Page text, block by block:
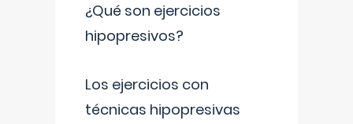
¿Qué son ejercicios
hipopresivos?
Los ejercicios con
técnicas hipopresivas